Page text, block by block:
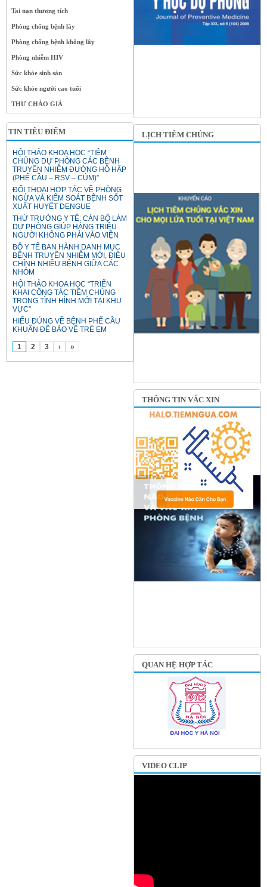
Tai nạn thương tích
Phòng chống bệnh lây
Phòng chống bệnh không lây
Phòng nhiễm HIV
Sức khỏe sinh sản
Sức khỏe người cao tuổi
THƯ CHÀO GIÁ
TIN TIÊU ĐIỂM
HỘI THẢO KHOA HỌC “TIÊM
CHỦNG DỰ PHÒNG CÁC BỆNH
TRUYỀN NHIỄM ĐƯỜNG HÔ HẤP
(PHẾ CẦU – RSV – CÚM)”
ĐỐI THOẠI HỢP TÁC VỀ PHÒNG
NGỪA VÀ KIỂM SOÁT BỆNH SỐT
XUẤT HUYẾT DENGUE
THỨ TRƯỞNG Y TẾ: CÁN BỘ LÀM
DỰ PHÒNG GIÚP HÀNG TRIỆU
NGƯỜI KHÔNG PHẢI VÀO VIỆN
BỘ Y TẾ BAN HÀNH DANH MỤC
BỆNH TRUYỀN NHIỄM MỚI, ĐIỀU
CHỈNH NHIỀU BỆNH GIỮA CÁC
NHÓM
HỘI THẢO KHOA HỌC “TRIỂN
KHAI CÔNG TÁC TIÊM CHỦNG
TRONG TÌNH HÌNH MỚI TẠI KHU
VỰC”
HIỂU ĐÚNG VỀ BỆNH PHẾ CẦU
KHUẨN ĐỂ BẢO VỆ TRẺ EM
1 2 3 › »
LỊCH TIÊM CHỦNG
THÔNG TIN VẮC XIN
QUAN HỆ HỢP TÁC
VIDEO CLIP